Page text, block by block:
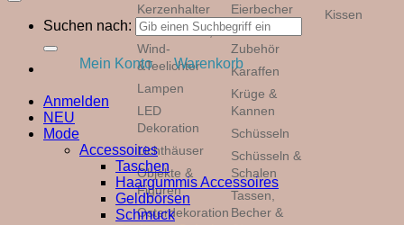
Kerzenhalter
Kerzenhalter,
Wind-
&Teelichter
Lampen
LED
Dekoration
Lichthäuser
Objekte &
Figuren
Osterdekoration
Eierbecher
Kannen &
Zubehör
Karaffen
Krüge &
Kannen
Schüsseln
Schüsseln &
Schalen
Tassen,
Becher &
Kissen
Suchen nach:
Mein Konto Warenkorb
Anmelden
NEU
Mode
Accessoires
Taschen
Haargummis Accessoires
Geldbörsen
Schmuck